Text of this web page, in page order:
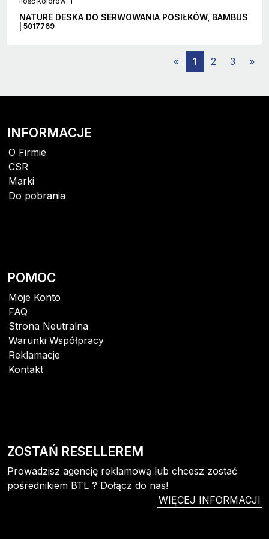
NATURE DESKA DO SERWOWANIA POSIŁKÓW, BAMBUS
| 5017769
« 1 2 3 »
INFORMACJE
O Firmie
CSR
Marki
Do pobrania
POMOC
Moje Konto
FAQ
Strona Neutralna
Warunki Współpracy
Reklamacje
Kontakt
ZOSTAŃ RESELLEREM
Prowadzisz agencję reklamową lub chcesz zostać
pośrednikiem BTL ? Dołącz do nas!
WIĘCEJ INFORMACJI